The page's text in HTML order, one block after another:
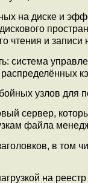
на диске и
чтения и записи
система
узлов для
сервер,
файла
в том
на